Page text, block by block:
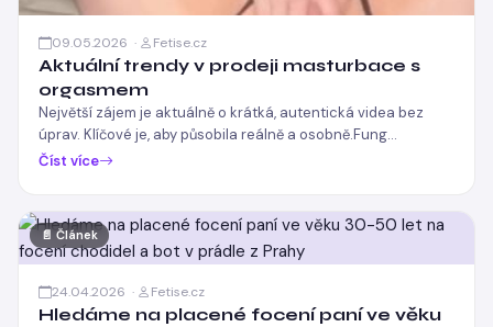
09.05.2026 · Fetise.cz
Aktuální trendy v prodeji masturbace s
orgasmem
Největší zájem je aktuálně o krátká, autentická videa bez
úprav. Klíčové je, aby působila reálně a osobně.Fung…
Číst více
📄 Článek
24.04.2026 · Fetise.cz
Hledáme na placené focení paní ve věku